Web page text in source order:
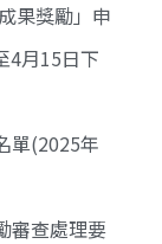
果獎勵」申
4月15日下
單(2025年
審查處理要